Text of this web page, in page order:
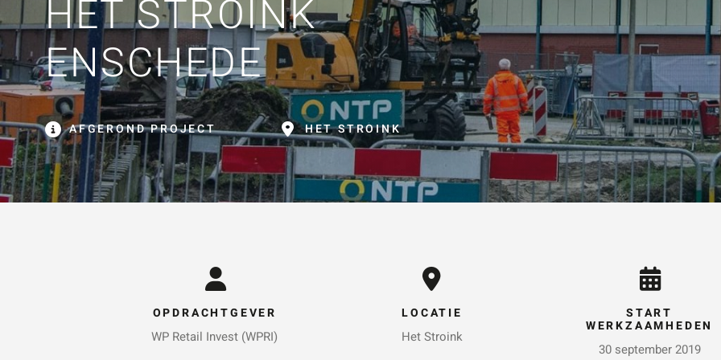
Vraag of opmerking
Wat is 5 + 5?*
HET STROINK
ENSCHEDE
AFGEROND PROJECT HET STROINK
OPDRACHTGEVER
WP Retail Invest (WPRI)
LOCATIE
Het Stroink
START
WERKZAAMHEDEN
30 september 2019